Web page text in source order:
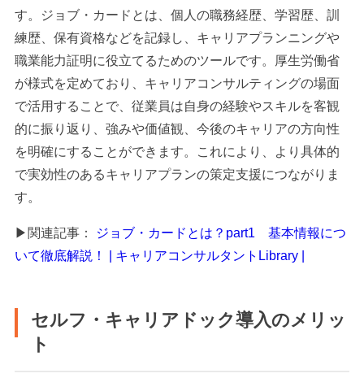
す。ジョブ・カードとは、個人の職務経歴、学習歴、訓
練歴、保有資格などを記録し、キャリアプランニングや
職業能力証明に役立てるためのツールです。厚生労働省
が様式を定めており、キャリアコンサルティングの場面
で活用することで、従業員は自身の経験やスキルを客観
的に振り返り、強みや価値観、今後のキャリアの方向性
を明確にすることができます。これにより、より具体的
で実効性のあるキャリアプランの策定支援につながりま
す。
▶関連記事： ジョブ・カードとは？part1 基本情報につ
いて徹底解説！ | キャリアコンサルタントLibrary |
セルフ・キャリアドック導入のメリッ
ト